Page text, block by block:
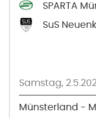
SPARTA
SuS
Samstag,
Münsterland -